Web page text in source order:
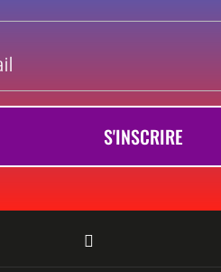
S'INSCRIRE
